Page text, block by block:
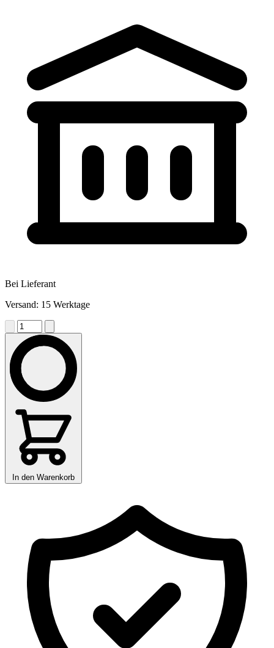
Bei Lieferant
Versand: 15 Werktage
In den Warenkorb